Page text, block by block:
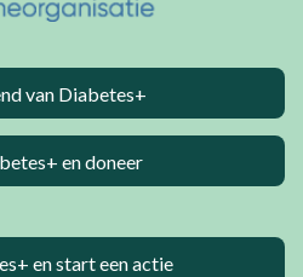
van Diabetes+
en doneer
en start een actie